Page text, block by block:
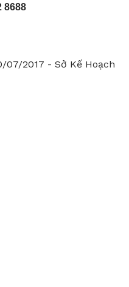
8688
07/2017 - Sở Kế Hoạch